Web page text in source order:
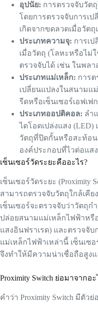
อุปนัย: การตรวจจับวัต
โดยการตรวจจับการเ
เกิดจากขดลวดเมื่อวัตถุ
ประเภทความจุ: การเ
เมื่อวัตถุ (โลหะหรือไม่
ตรวจจับได้ เช่น ในพล
ประเภทแม่เหล็ก: การต
เปลี่ยนแปลงในสนามแ
รีดหรือเซ็นเซอร์เอฟเฟ
ประเภทออปติคอล: ลำ
ไดโอดเปล่งแสง
วัตถุที่ปิดกั้นหรือสะท้อน
องค์ประกอบที่ไวต่อแสง
เซ็นเซอร์วัดระยะคืออะไร?
เซ็นเซอร์วัดระยะ (Proximity
สามารถตรวจจับวัตถุใกล้เคี
เซ็นเซอร์จะตรวจจับว่าวัตถุก
ปล่อยสนามแม่เหล็กไฟฟ้าหรื
แสงอินฟราเรด) และตรวจจั
แม่เหล็กไฟฟ้าเหล่านี้ เซ็นเซ
จึงทำให้มีความน่าเชื่อถือสูง
Proximity Switch ย่อมาจากอะ
คำว่า Proximity Switch มีตัวย่